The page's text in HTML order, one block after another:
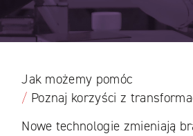
Jak możemy pomóc
/ Poznaj korzyści z
Nowe technologie zmieniają